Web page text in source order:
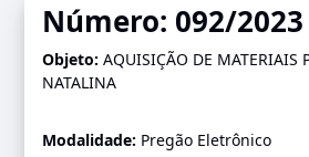
Número: 092/2023
Objeto:AQUISIÇÃO DE MATERIAIS
NATALINA
Modalidade: Pregão Eletrônico